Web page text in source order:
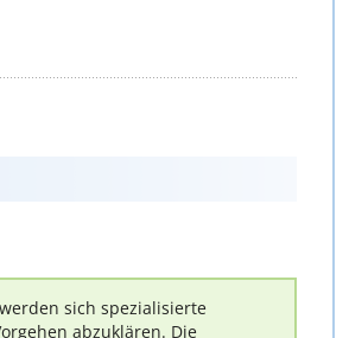
sich spezialisierte
abzuklären. Die